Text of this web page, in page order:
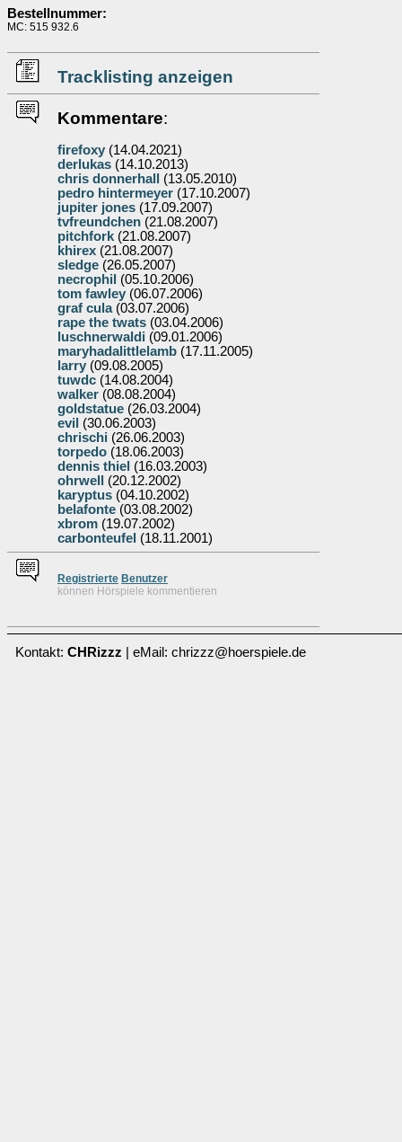
Bestellnummer:
MC: 515 932.6
Tracklisting anzeigen
Kommentare:
firefoxy (14.04.2021)
derlukas (14.10.2013)
chris donnerhall
(13.05.2010)
pedro hintermeyer (17.10.2007)
jupiter jones (17.09.2007)
tvfreundchen (21.08.2007)
pitchfork (21.08.2007)
khirex (21.08.2007)
sledge (26.05.2007)
necrophil (05.10.2006)
tom fawley (06.07.2006)
graf cula(03.07.2006)
rape the twats (03.04.2006)
luschnerwaldi (09.01.2006)
maryhadalittlelamb (17.11.2005)
larry (09.08.2005)
tuwdc (14.08.2004)
walker (08.08.2004)
goldstatue (26.03.2004)
evil (30.06.2003)
chrischi (26.06.2003)
torpedo (18.06.2003)
dennis thiel (16.03.2003)
ohrwell
(20.12.2002)
karyptus (04.10.2002)
belafonte (03.08.2002)
xbrom (19.07.2002)
carbonteufel (18.11.2001)
Registrierte Benutzer
können Hörspiele kommentieren
Kontakt: CHRizzz | eMail: chrizzz@hoerspiele.de